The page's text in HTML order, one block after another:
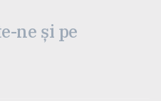
ne și pe